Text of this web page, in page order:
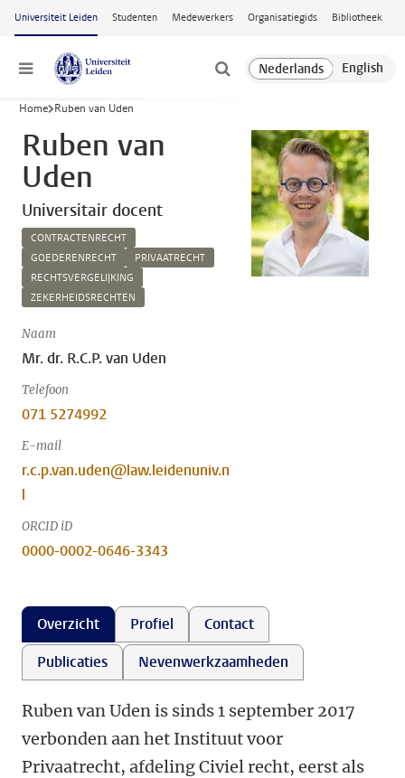
Ga naar hoofdinhoud
Universiteit Leiden Studenten Medewerkers Organisatiegids Bibliotheek
Menu
Home Ruben van Uden
Ruben van
Uden
Universitair docent
CONTRACTENRECHT
GOEDERENRECHT
PRIVAATRECHT
RECHTSVERGELIJKING
ZEKERHEIDSRECHTEN
Naam
Mr. dr. R.C.P. van Uden
Telefoon
071 5274992
E-mail
r.c.p.van.uden@law.leidenuniv.n
l
ORCID iD
0000-0002-0646-3343
Overzicht Profiel
Contact
Publicaties
Nevenwerkzaamheden
Ruben van Uden is sinds 1 september 2017
verbonden aan het Instituut voor
Privaatrecht, afdeling Civiel recht, eerst als